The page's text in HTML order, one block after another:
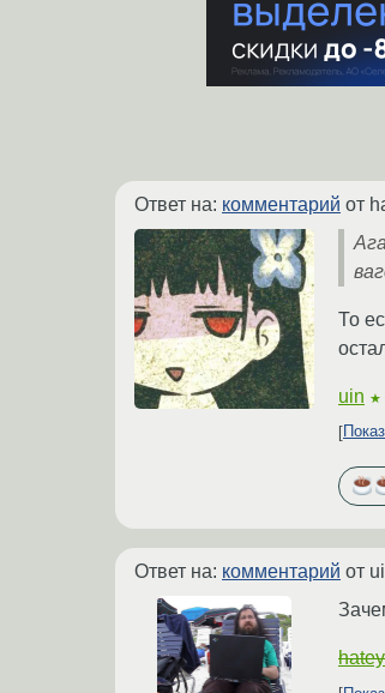
Ответ на: комментарий от
То
uin
Ответ на: комментарий от